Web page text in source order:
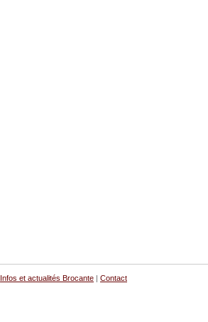
Infos et actualités Brocante | Contact